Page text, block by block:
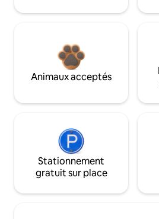
Animaux acceptés
Stationnement
gratuit sur place